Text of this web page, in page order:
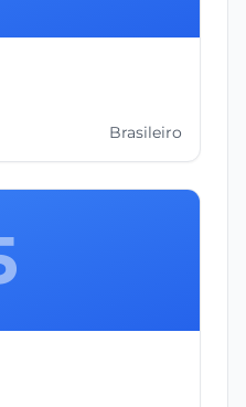
Brasileiro